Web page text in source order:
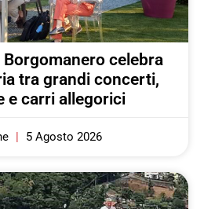
Borgomanero celebra
tra grandi concerti,
e carri allegorici
5 Agosto 2026